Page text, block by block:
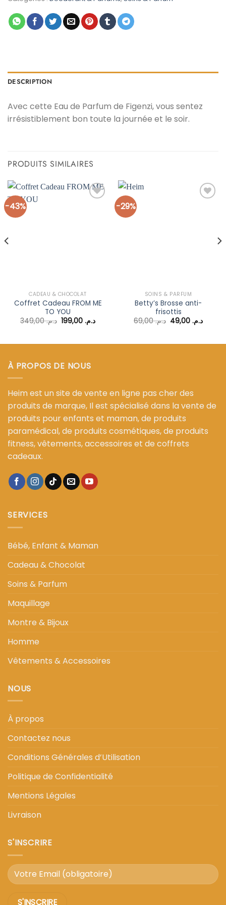
د.م. 49,00.
DESCRIPTION
Avec cette Eau de Parfum de Figenzi, vous sentez
irrésistiblement bon toute la journée et le soir.
PRODUITS SIMILAIRES
-43%
CADEAU & CHOCOLAT
Coffret Cadeau FROM ME
TO YOU
د.م.349,00 Le
prix
د.م. 349,00.
د.م.199,00 Le
د.م. 199,00.
-29%
SOINS & PARFUM
Betty’s Brosse anti-
frisottis
د.م.69,00 Le
prix
د.م. 69,00.
د.م.49,00 Le
د.م. 129,00.
À PROPOS DE NOUS
Heim est un site de vente en ligne pas cher des
produits de marque, Il est spécialisé dans la vente de
produits pour enfants et maman, de produits
paramédical, de produits cosmétiques, de produits
fitness, vêtements, accessoires et de coffrets
cadeaux.
SERVICES
Bébé, Enfant & Maman
Cadeau & Chocolat
Soins & Parfum
Maquillage
Montre & Bijoux
Homme
Vêtements & Accessoires
NOUS
À propos
Contactez nous
Conditions Générales d’Utilisation
Politique de Confidentialité
Mentions Légales
Livraison
S'INSCRIRE